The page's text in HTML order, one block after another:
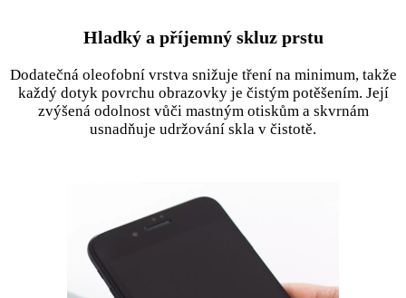
Hladký a příjemný skluz prstu
Dodatečná oleofobní vrstva snižuje tření na minimum, takže
každý dotyk povrchu obrazovky je čistým potěšením. Její
zvýšená odolnost vůči mastným otiskům a skvrnám
usnadňuje udržování skla v čistotě.